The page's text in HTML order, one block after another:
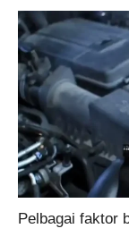
Pelbagai faktor